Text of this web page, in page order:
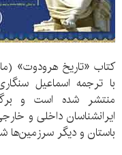
کتاب «تاریخ هرودوت»
با ترجمه اسماعیل
منتشر شده است و
ایرانشناسان داخلی و
باستان و دیگر سرزمین‌ها